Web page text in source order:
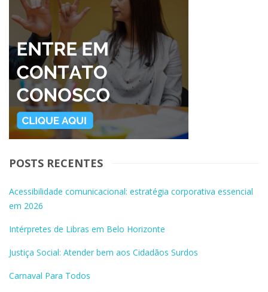
POSTS RECENTES
Acessibilidade comunicacional: estratégia corporativa essencial
em 2026
Intérpretes de Libras em Belo Horizonte
Justiça Social: Atender bem aos Cidadãos Surdos
Carnaval Para Todos